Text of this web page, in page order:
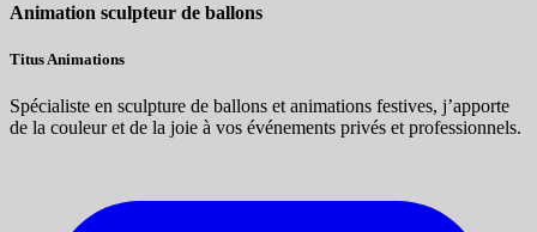
Animation sculpteur de ballons
Titus Animations
Spécialiste en sculpture de ballons et animations festives, j’apporte
de la couleur et de la joie à vos événements privés et professionnels.